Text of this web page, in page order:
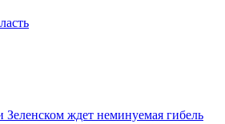
ждет неминуемая гибель